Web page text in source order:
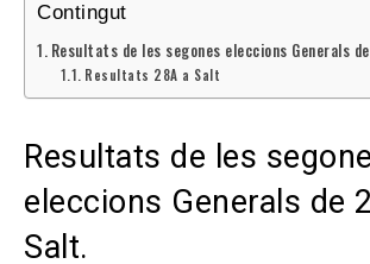
Contingut
Resultats de les segones eleccions Generals
Resultats 28A a Salt
Resultats de les
eleccions Generals de
Salt.